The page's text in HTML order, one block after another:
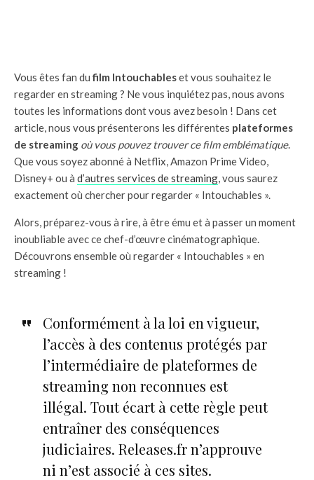
Vous êtes fan dufilm Intouchableset vous souhaitez le
regarder en streaming ? Ne vous inquiétez pas, nous avons
toutes les informations dont vous avez besoin ! Dans cet
article, nous vous présenterons les différentes plateformes
de streaming où vous pouvez trouver ce film emblématique.
Que vous soyez abonné à Netflix, Amazon Prime Video,
Disney+ ou à d’autres services de streaming, vous saurez
exactement où chercher pour regarder « Intouchables ».
Alors, préparez-vous à rire, à être ému et à passer un moment
inoubliable avec ce chef-d’œuvre cinématographique.
Découvrons ensemble où regarder « Intouchables » en
streaming !
Conformément à la loi en vigueur,
l’accès à des contenus protégés par
l’intermédiaire de plateformes de
streaming non reconnues est
illégal. Tout écart à cette règle peut
entraîner des conséquences
judiciaires. Releases.fr n’approuve
ni n’est associé à ces sites.